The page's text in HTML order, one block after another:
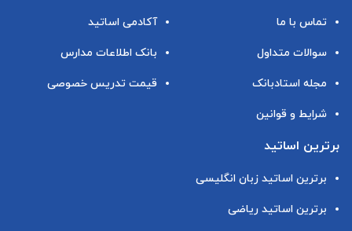
تماس با ما
سوالات متداول
مجله استادبانک
شرایط و قوانین
آکادمی اساتید
بانک اطلاعات مدارس
قیمت تدریس خصوصی
برترین اساتید
برترین اساتید زبان انگلیسی
برترین اساتید ریاضی